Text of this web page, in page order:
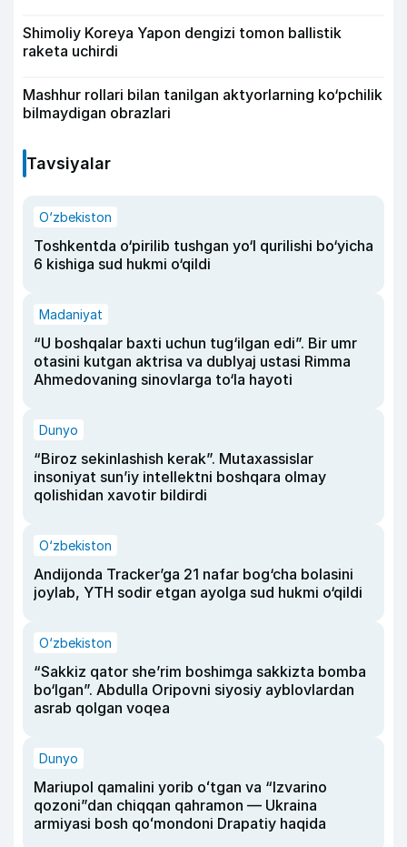
Shimoliy Koreya Yapon dengizi tomon ballistik
raketa uchirdi
Mashhur rollari bilan tanilgan aktyorlarning ko‘pchilik
bilmaydigan obrazlari
Tavsiyalar
O‘zbekiston
Toshkentda o‘pirilib tushgan yo‘l qurilishi bo‘yicha
6 kishiga sud hukmi o‘qildi
Madaniyat
“U boshqalar baxti uchun tug‘ilgan edi”. Bir umr
otasini kutgan aktrisa va dublyaj ustasi Rimma
Ahmedovaning sinovlarga to‘la hayoti
Dunyo
“Biroz sekinlashish kerak”. Mutaxassislar
insoniyat sun’iy intellektni boshqara olmay
qolishidan xavotir bildirdi
O‘zbekiston
Andijonda Tracker’ga 21 nafar bog‘cha bolasini
joylab, YTH sodir etgan ayolga sud hukmi o‘qildi
O‘zbekiston
“Sakkiz qator she’rim boshimga sakkizta bomba
bo‘lgan”. Abdulla Oripovni siyosiy ayblovlardan
asrab qolgan voqea
Dunyo
Mariupol qamalini yorib oʻtgan va “Izvarino
qozoni”dan chiqqan qahramon — Ukraina
armiyasi bosh qoʻmondoni Drapatiy haqida